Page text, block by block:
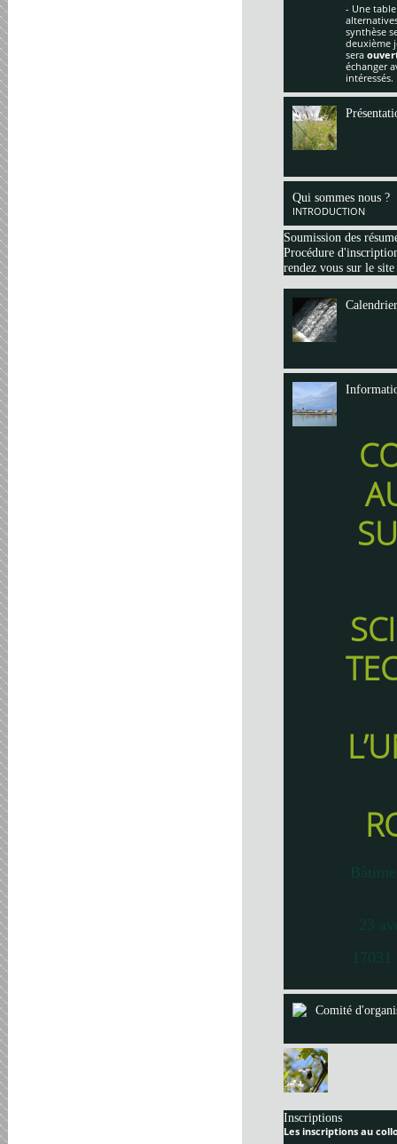
- Une
synthèse
deuxième
sera
échanger
intéressés.
Qui sommes nous ?
INTRODUCTION
Soumission des
Procédure
rendez vous sur le
Calendrier
23
Comité
Inscriptions
Les inscriptions au